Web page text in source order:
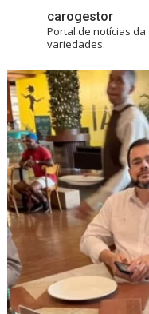
carogestor
Portal de notícias
variedades.